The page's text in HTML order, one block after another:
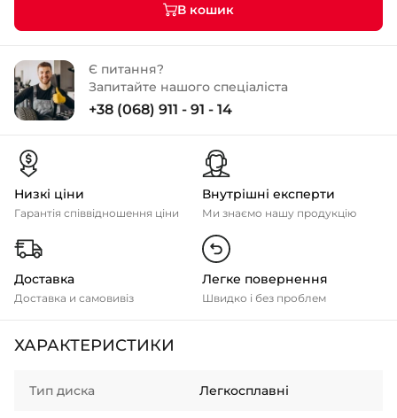
В кошик
Є питання?
Запитайте нашого спеціаліста
+38 (068) 911 - 91 - 14
Низкі ціни
Гарантія співвідношення ціни
Внутрішні експерти
Ми знаємо нашу продукцію
Доставка
Доставка и самовивіз
Легке повернення
Швидко і без проблем
ХАРАКТЕРИСТИКИ
Тип диска Легкосплавні